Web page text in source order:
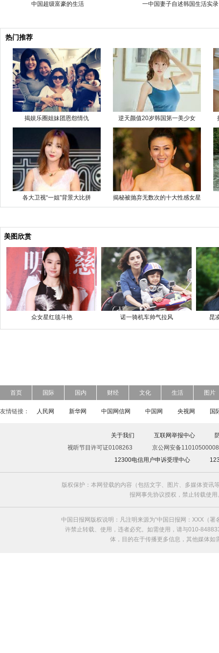
中国超级富豪的生活 一中国妻子自述韩国生活实录
热门推荐
揭娱乐圈姐妹团恩怨情仇 逆天颜值20岁韩国第一美少女
各大卫视“一姐”背景大比拼 揭秘被抛弃无数次的十大性感女星
美图欣赏
众女星红毯斗艳 诺一骑机车帅气拉风 昆
首页 国际 国内 财经 文化 生活 图片
友情链接： 人民网 新华网 中国网信网 中国网 央视网 国
关于我们 互联网举报中心
视听节目许可证0108263
京公网安备
12300电信用户申诉受理中心
版权保护：本网登载的内容（包括文字、图片、多媒体资
报网事先协议授权，禁止转载使
中国日报网版权说明：凡注明来源为“中国日报网：XXX（
许禁止转载、使用，违者必究。如需使用，请与010-
体，目的在于传播更多信息，其他媒体